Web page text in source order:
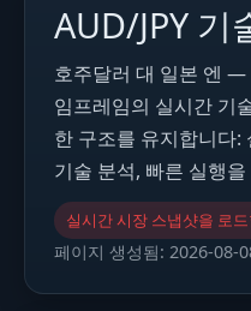
AUD/JPY 기
호주달러 대 일본 엔 —
임프레임의 실시간 기
한 구조를 유지합니다:
기술 분석, 빠른 실행
실시간 시장 스냅샷을 로
페이지 생성됨: 2026-08-